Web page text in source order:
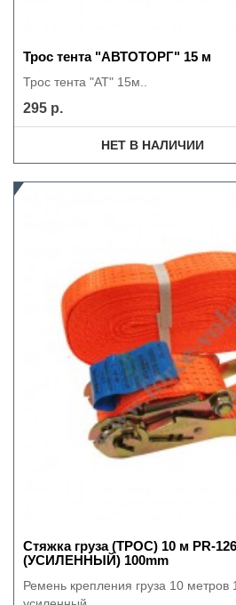
Трос тента "АВТОТОРГ" 15 м
Трос тента "АТ" 15м..
295 р.
НЕТ В НАЛИЧИИ
Стяжка груза (ТРОС) 10 м PR-
(УСИЛЕННЫЙ) 100mm
Ремень крепления груза 10